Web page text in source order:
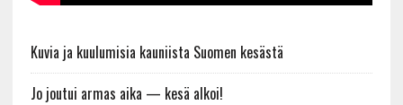
Kuvia ja kuulumisia kauniista Suomen kesästä
Jo joutui armas aika — kesä alkoi!